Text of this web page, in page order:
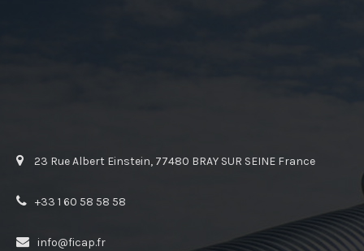
23 Rue Albert Einstein, 77480 BRAY SUR SEINE France
+33 1 60 58 58 58
info@ficap.fr